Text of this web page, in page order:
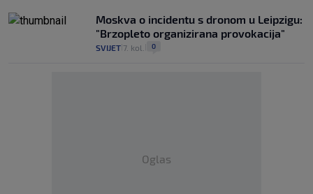
Moskva o incidentu s dronom u Leipzigu:
"Brzopleto organizirana provokacija"
SVIJET 7. kol. 0
Oglas